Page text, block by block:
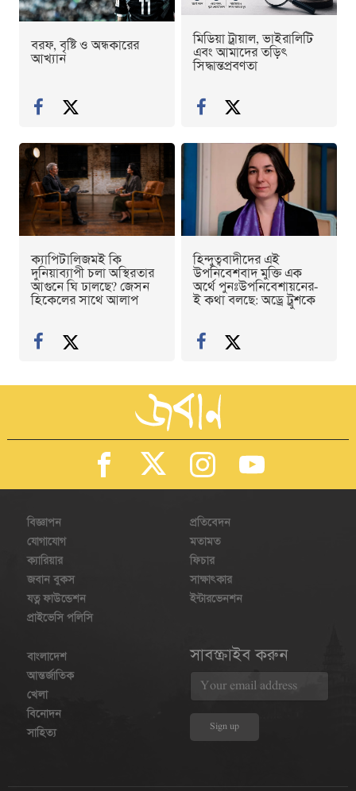
বরফ, বৃষ্টি ও অন্ধকারের
আখ্যান
মিডিয়া ট্রায়াল, ভাইরালিটি
এবং আমাদের তড়িৎ
সিদ্ধান্তপ্রবণতা
ক্যাপিটালিজমই কি
দুনিয়াব্যাপী চলা অস্থিরতার
আগুনে ঘি ঢালছে? জেসন
হিকেলের সাথে আলাপ
হিন্দুত্ববাদীদের এই
উপনিবেশবাদ মুক্তি এক
অর্থে পুনঃউপনিবেশায়নের-
ই কথা বলছে: অড্রে ট্রুশকে
বিজ্ঞাপন
যোগাযোগ
ক্যারিয়ার
জবান বুকস
যত্ন ফাউন্ডেশন
প্রাইভেসি পলিসি
প্রতিবেদন
মতামত
ফিচার
সাক্ষাৎকার
ইন্টারভেনশন
বাংলাদেশ
আন্তর্জাতিক
খেলা
বিনোদন
সাহিত্য
সাবস্ক্রাইব করুন